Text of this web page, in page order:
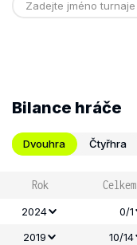
Bilance hráče
Dvouhra Čtyřhra
Rok Celkem
2024 0/1
2019
10/14